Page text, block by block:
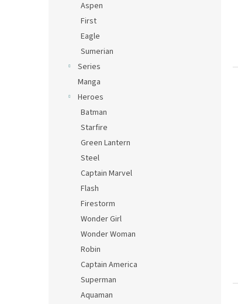
Aspen
First
Eagle
Sumerian
Series
Manga
Heroes
Batman
Starfire
Green Lantern
Steel
Captain Marvel
Flash
Firestorm
Wonder Girl
Wonder Woman
Robin
Captain America
Superman
Aquaman